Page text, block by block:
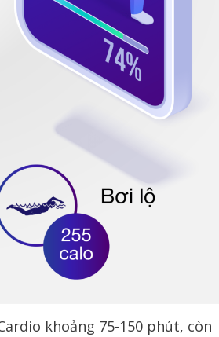
khoảng 75-150 phút, còn